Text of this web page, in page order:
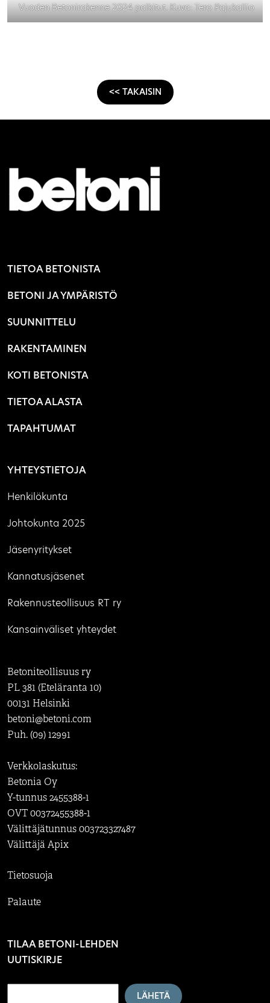
Vuoden Betonirakenne 2024 palkitut. Kuva: Tero Pajukallio
<< TAKAISIN
TIETOA BETONISTA
BETONI JA YMPÄRISTÖ
SUUNNITTELU
RAKENTAMINEN
KOTI BETONISTA
TIETOA ALASTA
TAPAHTUMAT
YHTEYSTIETOJA
Henkilökunta
Johtokunta 2025
Jäsenyritykset
Kannatusjäsenet
Rakennusteollisuus RT ry
Kansainväliset yhteydet
Betoniteollisuus ry
PL 381 (Eteläranta 10)
00131 Helsinki
betoni@betoni.com
Puh. (09) 12991
Verkkolaskutus:
Betonia Oy
Y-tunnus 2455388-1
OVT 00372455388-1
Välittäjätunnus 003723327487
Välittäjä Apix
Tietosuoja
Palaute
TILAA BETONI-LEHDEN
UUTISKIRJE
LÄHETÄ